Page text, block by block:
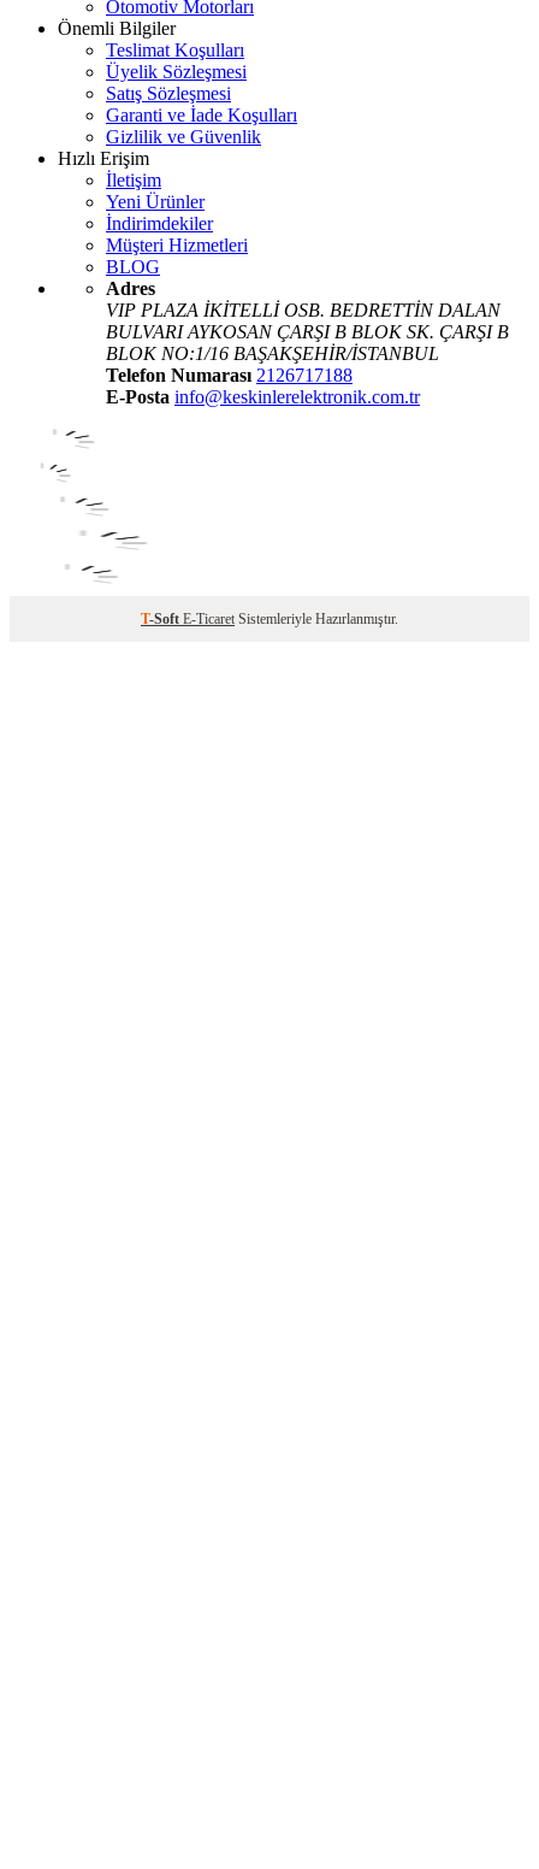
Otomotiv Motorları
Önemli Bilgiler
Teslimat Koşulları
Üyelik Sözleşmesi
Satış Sözleşmesi
Garanti ve İade Koşulları
Gizlilik ve Güvenlik
Hızlı Erişim
İletişim
Yeni Ürünler
İndirimdekiler
Müşteri Hizmetleri
BLOG
Adres
VIP PLAZA İKİTELLİ OSB. BEDRETTİN DALAN
BULVARI AYKOSAN ÇARŞI B BLOK SK. ÇARŞI B
BLOK NO:1/16 BAŞAKŞEHİR/İSTANBUL
Telefon Numarası 2126717188
E-Posta info@keskinlerelektronik.com.tr
T-Soft E-Ticaret Sistemleriyle Hazırlanmıştır.